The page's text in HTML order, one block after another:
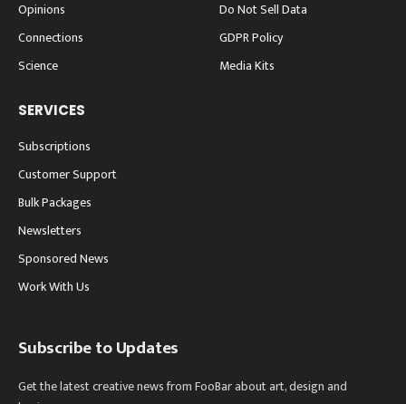
Opinions
Connections
Science
Do Not Sell Data
GDPR Policy
Media Kits
SERVICES
Subscriptions
Customer Support
Bulk Packages
Newsletters
Sponsored News
Work With Us
Subscribe to Updates
Get the latest creative news from FooBar about art, design and